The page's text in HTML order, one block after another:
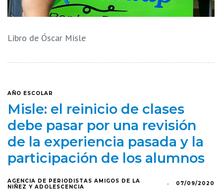
Libro de Óscar Misle
AÑO ESCOLAR
Misle: el reinicio de clases
debe pasar por una revisión
de la experiencia pasada y la
participación de los alumnos
AGENCIA DE PERIODISTAS AMIGOS DE LA
NIÑEZ Y ADOLESCENCIA
07/09/2020